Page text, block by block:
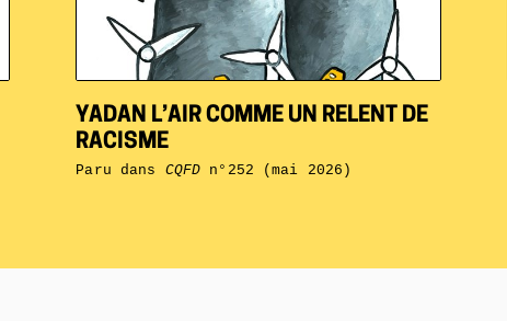
YADAN L’AIR COMME UN RELENT DE
RACISME
Paru dans CQFD n°252 (mai 2026)